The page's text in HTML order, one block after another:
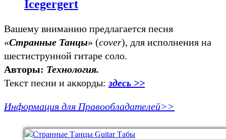
Icegergert
Вашему вниманию предлагается песня
«Странные Танцы» (cover), для исполнения на
шестиструнной гитаре соло.
Авторы: Технология.
Текст песни и аккорды:здесь >>
Информация для Правообладателей>>